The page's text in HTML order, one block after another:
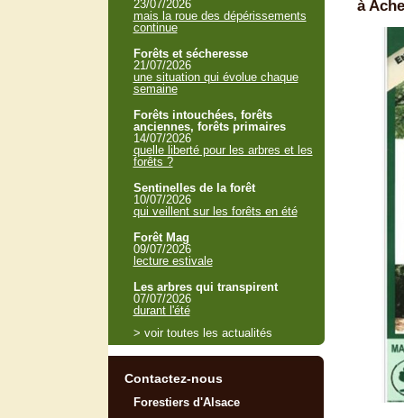
à
23/07/2026
mais la roue des dépérissements
continue
Forêts et sécheresse
21/07/2026
une situation qui évolue chaque
semaine
Forêts intouchées, forêts
anciennes, forêts primaires
14/07/2026
quelle liberté pour les arbres et les
forêts ?
Sentinelles de la forêt
10/07/2026
qui veillent sur les forêts en été
Forêt Mag
09/07/2026
lecture estivale
Les arbres qui transpirent
07/07/2026
durant l'été
> voir toutes les actualités
Contactez-nous
Forestiers d'Alsace